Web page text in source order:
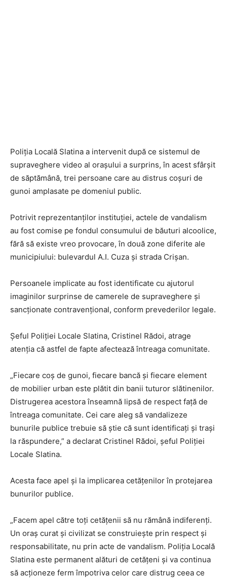
Poliția Locală Slatina a intervenit după ce sistemul de
supraveghere video al orașului a surprins, în acest sfârșit
de săptămână, trei persoane care au distrus coșuri de
gunoi amplasate pe domeniul public.
Potrivit reprezentanților instituției, actele de vandalism
au fost comise pe fondul consumului de băuturi alcoolice,
fără să existe vreo provocare, în două zone diferite ale
municipiului: bulevardul A.I. Cuza și strada Crișan.
Persoanele implicate au fost identificate cu ajutorul
imaginilor surprinse de camerele de supraveghere și
sancționate contravențional, conform prevederilor legale.
Șeful Poliției Locale Slatina, Cristinel Rădoi, atrage
atenția că astfel de fapte afectează întreaga comunitate.
„Fiecare coș de gunoi, fiecare bancă și fiecare element
de mobilier urban este plătit din banii tuturor slătinenilor.
Distrugerea acestora înseamnă lipsă de respect față de
întreaga comunitate. Cei care aleg să vandalizeze
bunurile publice trebuie să știe că sunt identificați și trași
la răspundere,” a declarat Cristinel Rădoi, șeful Poliției
Locale Slatina.
Acesta face apel și la implicarea cetățenilor în protejarea
bunurilor publice.
„Facem apel către toți cetățenii să nu rămână indiferenți.
Un oraș curat și civilizat se construiește prin respect și
responsabilitate, nu prin acte de vandalism. Poliția Locală
Slatina este permanent alături de cetățeni și va continua
să acționeze ferm împotriva celor care distrug ceea ce